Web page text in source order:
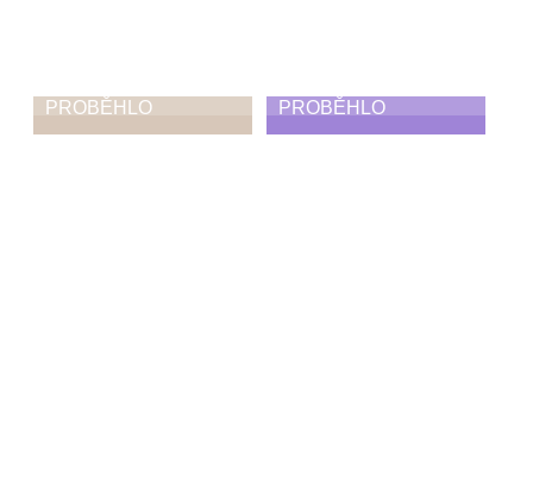
PROBĚHLO PROBĚHLO